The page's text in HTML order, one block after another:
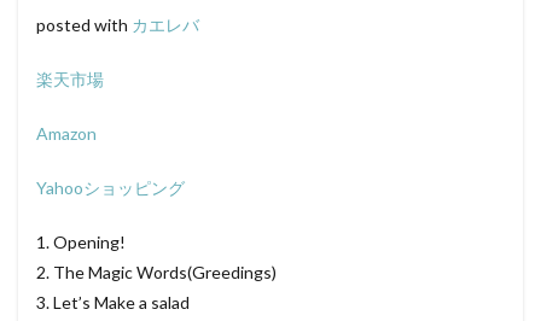
posted with カエレバ
楽天市場
Amazon
Yahooショッピング
1. Opening!
2. The Magic Words(Greedings)
3. Let’s Make a salad